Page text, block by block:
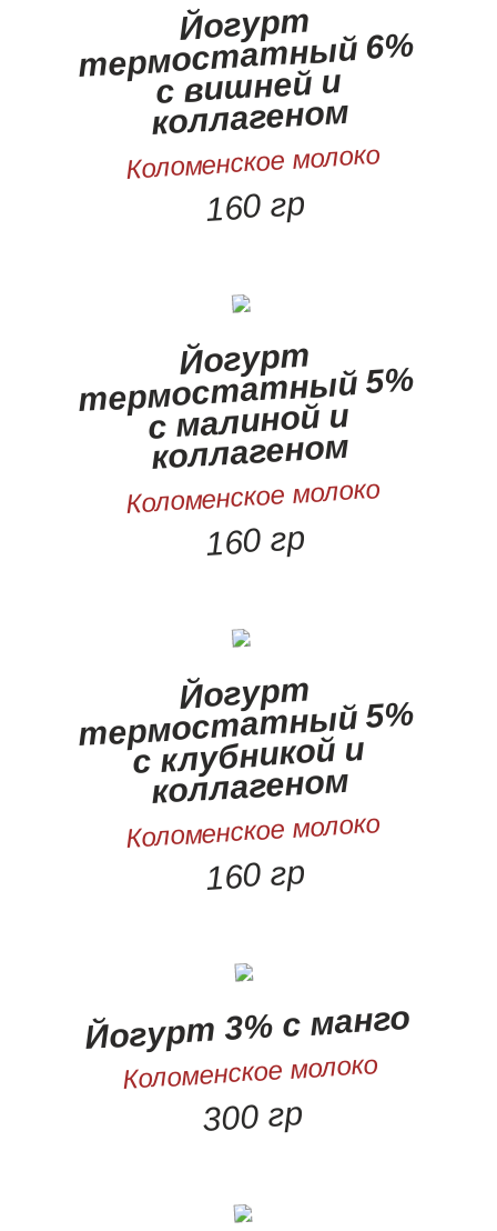
Йогурт
термостатный 6%
с вишней и
коллагеном
Коломенское молоко
160 гр
Йогурт
термостатный 5%
с малиной и
коллагеном
Коломенское молоко
160 гр
Йогурт
термостатный 5%
с клубникой и
коллагеном
Коломенское молоко
160 гр
Йогурт 3% с манго
Коломенское молоко
300 гр